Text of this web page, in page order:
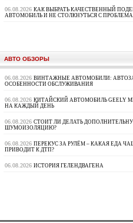
06.08.2026 КАК ВЫБРАТЬ КАЧЕСТВЕННЫЙ
АВТОМОБИЛЬ И НЕ СТОЛКНУТЬСЯ С
АВТО ОБЗОРЫ
06.08.2026 ВИНТАЖНЫЕ АВТОМОБИЛИ:
ОСОБЕННОСТИ ОБСЛУЖИВАНИЯ
06.08.2026 КИТАЙСКИЙ АВТОМОБИЛЬ GEELY
НА КАЖДЫЙ ДЕНЬ
06.08.2026 СТОИТ ЛИ ДЕЛАТЬ
ШУМОИЗОЛЯЦИЮ?
06.08.2026 ПЕРЕКУС ЗА РУЛЁМ – КАКАЯ ЕДА
ПРИВОДИТ К ДТП?
06.08.2026 ИСТОРИЯ ГЕЛЕНДВАГЕНА